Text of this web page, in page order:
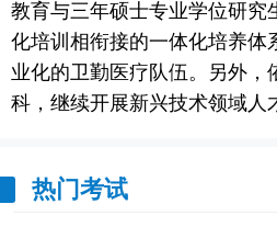
教育与三年硕士专业学位研究
化培训相衔接的一体化培养体
业化的卫勤医疗队伍。另外，
科，继续开展新兴技术领域人
热门考试